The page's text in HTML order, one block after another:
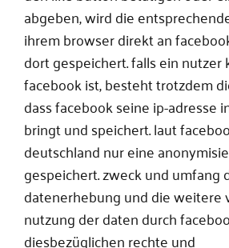
abgeben, wird die
ihrem browser direkt an
dort gespeichert. falls ein
facebook ist, besteht trotzdem
dass facebook seine ip-adresse
bringt und speichert. laut
deutschland nur eine
gespeichert. zweck und umfang
datenerhebung und die weitere
nutzung der daten durch
diesbezüglichen rechte und